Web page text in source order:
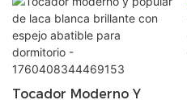
Tocador Moderno Y